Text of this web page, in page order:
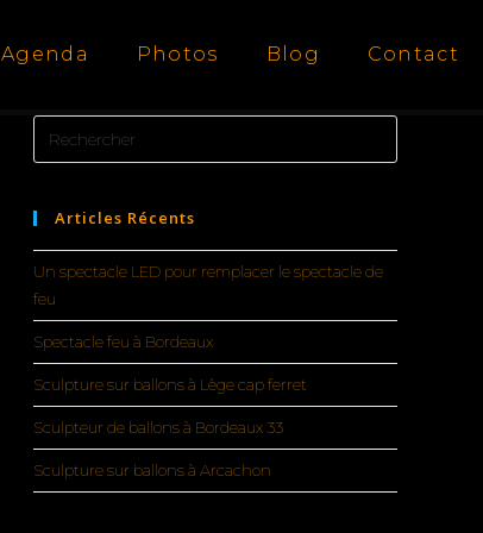
Agenda Photos Blog Contact
Articles Récents
Un spectacle LED pour remplacer le spectacle de
feu
Spectacle feu à Bordeaux
Sculpture sur ballons à Lège cap ferret
Sculpteur de ballons à Bordeaux 33
Sculpture sur ballons à Arcachon